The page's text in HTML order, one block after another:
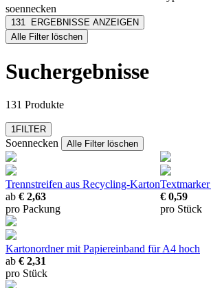
soennecken
Soennecken
[e] one
3M
mehr anzeigen
131
ERGEBNISSE ANZEIGEN
Alle Filter löschen
Suchergebnisse
131 Produkte
1FILTER
Soennecken Alle Filter löschen
Trennstreifen aus Recycling-Karton
ab € 2,63
pro Packung
Textmarker
€ 0,59
pro Stück
Kartonordnermit Papiereinband für A4 hoch
ab € 2,31
pro Stück